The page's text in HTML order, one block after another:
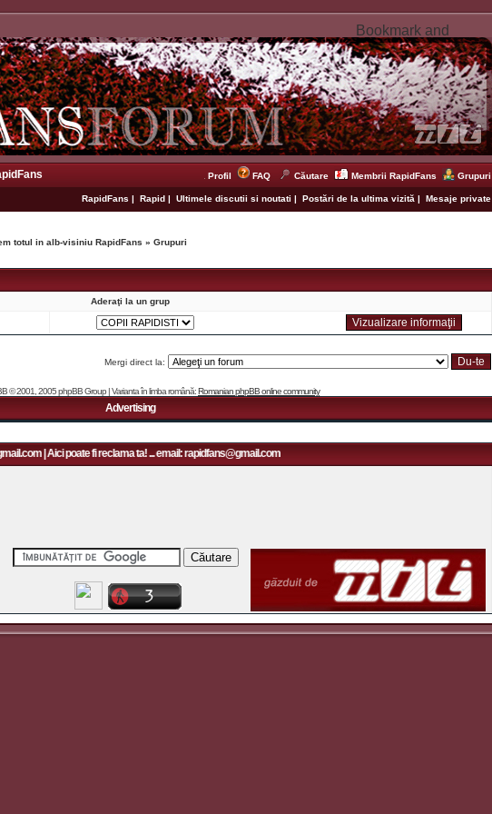
Profil FAQ Căutare Membrii RapidFans Grupuri
RapidFans | Rapid | Ultimele discutii si noutati | Postări de la ultima vizită | Mesaje private
totul in alb-visiniu RapidFans » Grupuri
Aderaţi la un grup
Mergi direct la:
© 2001, 2005 phpBB Group | Varianta în limba română:Romanian phpBB online community
Advertising
| Aici poate fi reclama ta! ... email: rapidfans@gmail.com